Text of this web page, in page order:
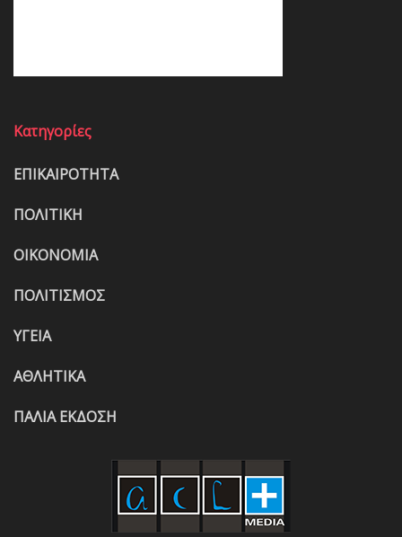
Κατηγορίες
ΕΠΙΚΑΙΡΟΤΗΤΑ
ΠΟΛΙΤΙΚΗ
ΟΙΚΟΝΟΜΙΑ
ΠΟΛΙΤΙΣΜΟΣ
ΥΓΕΙΑ
ΑΘΛΗΤΙΚΑ
ΠΑΛΙΑ ΕΚΔΟΣΗ